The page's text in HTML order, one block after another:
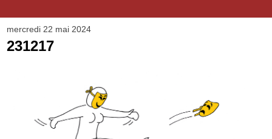
mercredi 22 mai 2024
231217